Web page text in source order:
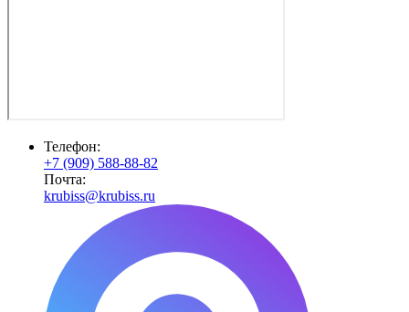
Телефон:
+7 (909) 588-88-82
Почта:
krubiss@krubiss.ru